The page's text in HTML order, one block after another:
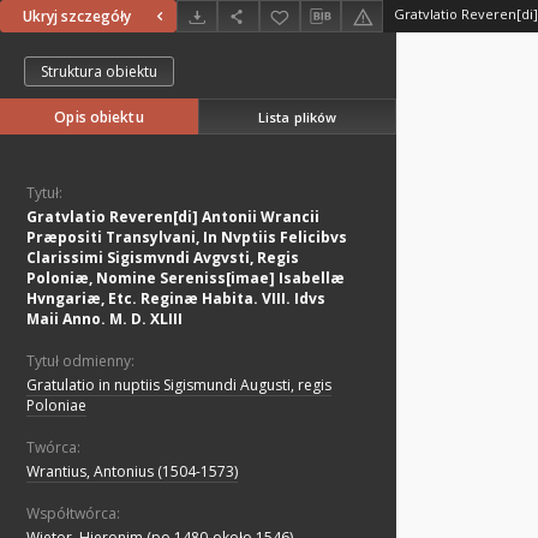
Ukryj szczegóły
Struktura obiektu
Opis obiektu Lista plików
Tytuł:
Gratvlatio Reveren[di] Antonii Wrancii
Præpositi Transylvani, In Nvptiis Felicibvs
Clarissimi Sigismvndi Avgvsti, Regis
Poloniæ, Nomine Sereniss[imae] Isabellæ
Hvngariæ, Etc. Reginæ Habita. VIII. Idvs
Maii Anno. M. D. XLIII
Tytuł odmienny:
Gratulatio in nuptiis Sigismundi Augusti, regis
Poloniae
Twórca:
Wrantius, Antonius (1504-1573)
Współtwórca: